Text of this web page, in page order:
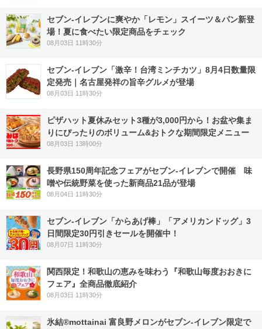
セブン‐イレブンに爽やか「レモン」スイーツ＆パン新登
場！夏に食べたい限定商品をチェック
08月03日 11時30分
セブン-イレブン「激辛！台湾ミンチカツ」8月4日数量限
定発売｜名古屋発祥の旨辛グルメが登場
08月03日 11時30分
ピザハット夏休みセット3種が3,000円から！お盆や集ま
りにぴったりのボリューム&おトクな期間限定メニュー
08月03日 13時00分
長野県150周年記念フェアがセブン-イレブンで開催 味
噌や伝統野菜を使った新商品21品が登場
08月04日 11時30分
セブン‐イレブン「からあげ棒」「アメリカンドッグ」3
日間限定30円引きセールを開催中！
08月07日 11時30分
関西限定！和歌山の恵みを味わう『和歌山毎度おおきに
フェア』全商品徹底紹介
08月03日 11時30分
氷結®mottainai 富良野メロンがセブン‐イレブン限定で